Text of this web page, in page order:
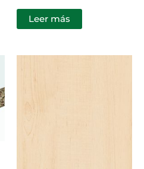
Leer más